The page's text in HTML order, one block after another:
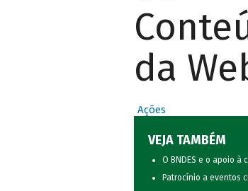
da
Ações
VEJA TAMBÉM
O BNDES e o apoio à
Patrocínio a eventos